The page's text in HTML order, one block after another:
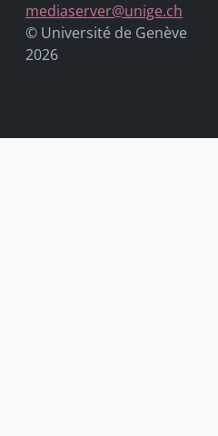
mediaserver@unige.ch
© Université de Genève
2026